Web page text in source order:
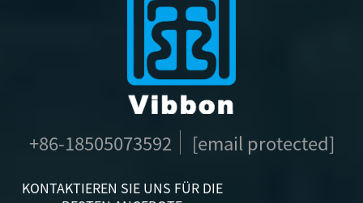
+86-18505073592 [email protected]
KONTAKTIEREN SIE UNS FÜR DIE